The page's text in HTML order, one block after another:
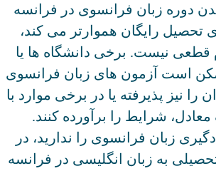
دوره زبان فرانسوی در فرانسه
تحصیل رایگان هموارتر می کند،
قطعی نیست. برخی دانشگاه ها یا
است آزمون های زبان فرانسوی
را نیز پذیرفته یا در برخی موارد با
معادل، شرایط را برآورده کنند.
زبان فرانسوی را ندارید، در
به زبان انگلیسی در فرانسه